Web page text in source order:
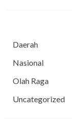
Daerah
Nasional
Olah Raga
Uncategorized